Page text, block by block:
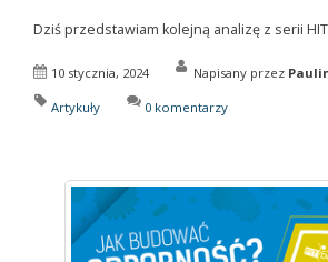
Dziś przedstawiam kolejną analizę z serii HIT
10 stycznia, 2024 Napisany przez
Artykuły 0 komentarzy